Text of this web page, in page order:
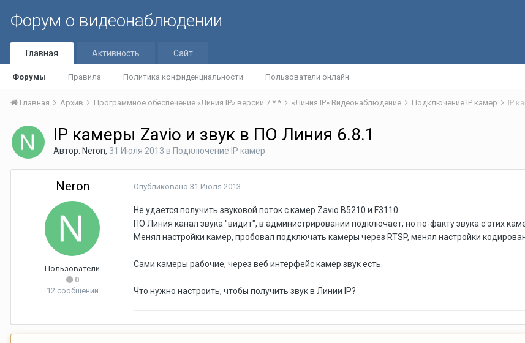
Форум о видеонаблюдении
Главная
Форумы Правила Политика конфиденциальности Пользователи онлайн
Активность Сайт
Главная Архив Программное обеспечение «Линия IP» версии 7.*.* «Линия IP» Видеонаблюдение Подключение IP камер IP
IP камеры Zavio и звук в ПО Линия 6.8.1
Автор: Neron, 31 Июля 2013 в Подключение IP камер
Neron
Пользователи
0
12 сообщений
Опубликовано 31 Июля 2013
Не удается получить звуковой поток с камер Zavio B5210 и F3110.
ПО Линия канал звука "видит", в администрировании подключает, но по-факту звука с этих
Менял настройки камер, пробовал подключать камеры через RTSP, менял настройки
Сами камеры рабочие, через веб интерфейс камер звук есть.
Что нужно настроить, чтобы получить звук в Линии IP?